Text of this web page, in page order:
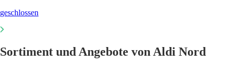
geschlossen
Sortiment und Angebote von Aldi Nord